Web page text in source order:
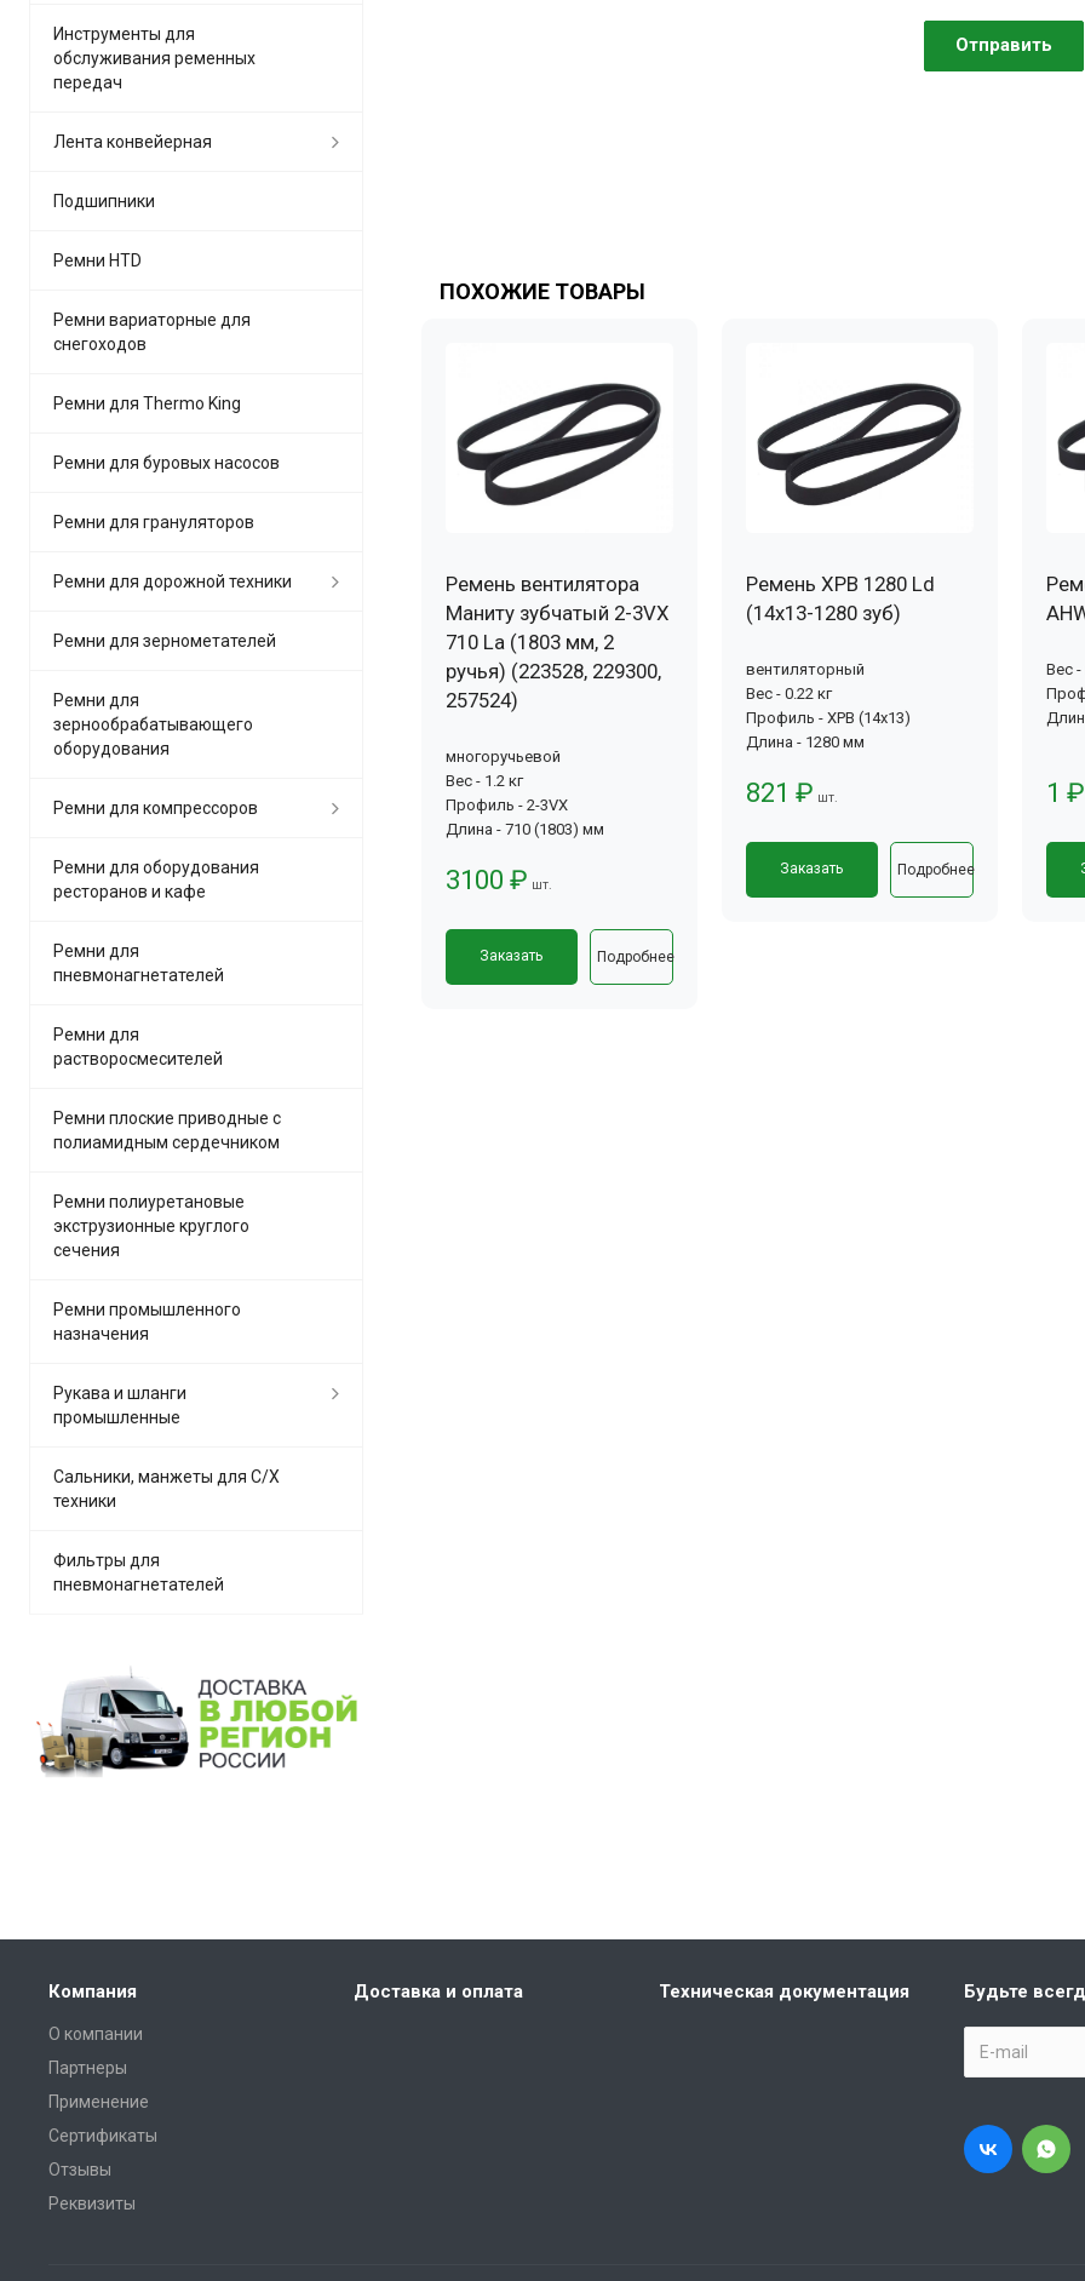
ПОХОЖИЕ ТОВАРЫ
Ремень вентилятора
Маниту зубчатый 2-3VX
710 La (1803 мм, 2
ручья) (223528, 229300,
257524)
многоручьевой
Вес - 1.2 кг
Профиль - 2-3VX
Длина - 710 (1803) мм
3100 ₽ шт.
Заказать Подробнее
Ремень XPB 1280 Ld
(14х13-1280 зуб)
вентиляторный
Вес - 0.22 кг
Профиль - XPB (14x13)
Длина - 1280 мм
821 ₽ шт.
Заказать Подробнее
Вес -
1 ₽
Инструменты для
обслуживания ременных
передач
Лента конвейерная
Подшипники
Ремни HTD
Ремни вариаторные для
снегоходов
Ремни для Thermo King
Ремни для буровых насосов
Ремни для грануляторов
Ремни для дорожной техники
Ремни для зернометателей
Ремни для
зернообрабатывающего
оборудования
Ремни для компрессоров
Ремни для оборудования
ресторанов и кафе
Ремни для
пневмонагнетателей
Ремни для
растворосмесителей
Ремни плоские приводные с
полиамидным сердечником
Ремни полиуретановые
экструзионные круглого
сечения
Ремни промышленного
назначения
Рукава и шланги
промышленные
Сальники, манжеты для С/Х
техники
Фильтры для
пневмонагнетателей
Компания
О компании
Партнеры
Применение
Сертификаты
Отзывы
Реквизиты
Доставка и оплата Техническая документация Будьте